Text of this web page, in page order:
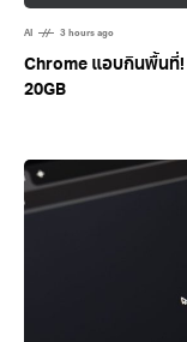
AI 3 hours ago
Chrome แอบกินพื้นที่!
20GB